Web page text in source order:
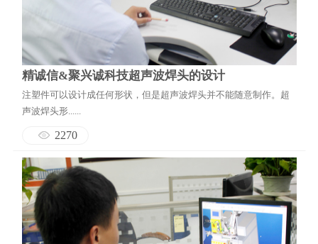
精诚信&聚兴诚科技超声波焊头的设计
注塑件可以设计成任何形状，但是超声波焊头并不能随意制作。超
声波焊头形......
2270